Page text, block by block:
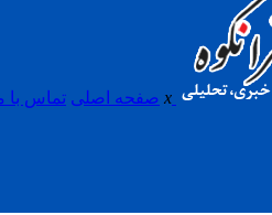
x صفحه اصلی تماس با